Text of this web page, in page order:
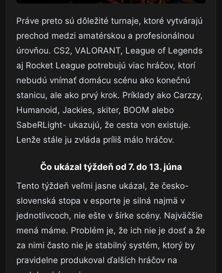
Práve preto sú dôležité turnaje, ktoré vytvárajú
prechod medzi amatérskou a profesionálnou
úrovňou. CS2, VALORANT, League of Legends
aj Rocket League potrebujú viac hráčov, ktorí
nebudú vnímať domácu scénu ako konečnú
stanicu, ale ako prvý krok. Príklady ako Carzzy,
Humanoid, Jackies, skiter, BOOM alebo
SabeRLight- ukazujú, že cesta von existuje.
Lenže stále ju zvláda príliš málo hráčov.
Čo ukázal týždeň od 7. do 13. júna
Tento týždeň veľmi jasne ukázal, že česko-
slovenská stopa v esporte je silná najmä v
jednotlivcoch, nie ešte v šírke scény. Najväčšie
mená máme. Problém je, že ich nie je dosť a že
za nimi často nie je stabilný systém, ktorý by
pravidelne produkoval ďalších hráčov na